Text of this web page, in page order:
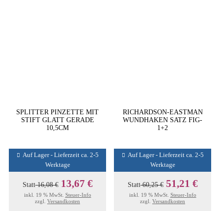
SPLITTER PINZETTE MIT
STIFT GLATT GERADE
10,5CM
Auf Lager - Lieferzeit ca. 2-5
Werktage
Statt16,08 € 13,67 €
inkl. 19 % MwSt. Steuer-Info
zzgl. Versandkosten
RICHARDSON-EASTMAN
WUNDHAKEN SATZ FIG-
1+2
Auf Lager - Lieferzeit ca. 2-5
Werktage
Statt60,25 € 51,21 €
inkl. 19 % MwSt. Steuer-Info
zzgl. Versandkosten